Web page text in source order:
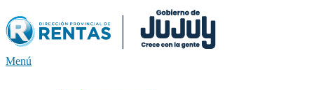
al
contenido
Menú